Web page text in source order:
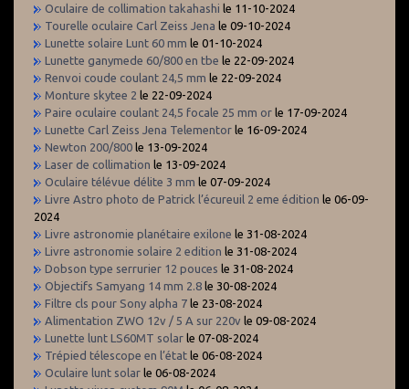
Oculaire de collimation takahashi le 11-10-2024
Tourelle oculaire Carl Zeiss Jena le 09-10-2024
Lunette solaire Lunt 60 mm le 01-10-2024
Lunette ganymede 60/800 en tbe le 22-09-2024
Renvoi coude coulant 24,5 mm le 22-09-2024
Monture skytee 2 le 22-09-2024
Paire oculaire coulant 24,5 focale 25 mm or le 17-09-2024
Lunette Carl Zeiss Jena Telementor le 16-09-2024
Newton 200/800 le 13-09-2024
Laser de collimation le 13-09-2024
Oculaire télévue délite 3 mm le 07-09-2024
Livre Astro photo de Patrick l’écureuil 2 eme édition le 06-09-
2024
Livre astronomie planétaire exilone le 31-08-2024
Livre astronomie solaire 2 edition le 31-08-2024
Dobson type serrurier 12 pouces le 31-08-2024
Objectifs Samyang 14 mm 2.8 le 30-08-2024
Filtre cls pour Sony alpha 7 le 23-08-2024
Alimentation ZWO 12v / 5 A sur 220v le 09-08-2024
Lunette lunt LS60MT solar le 07-08-2024
Trépied télescope en l’état le 06-08-2024
Oculaire lunt solar le 06-08-2024